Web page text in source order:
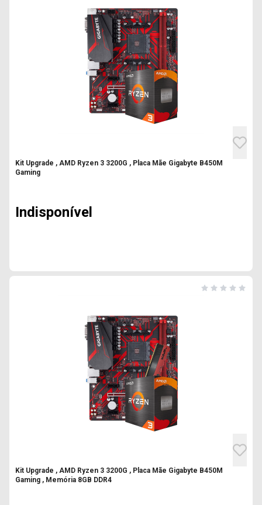
Kit Upgrade , AMD Ryzen 3 3200G , Placa Mãe Gigabyte B450M
Gaming
Indisponível
Kit Upgrade , AMD Ryzen 3 3200G , Placa Mãe Gigabyte B450M
Gaming , Memória 8GB DDR4